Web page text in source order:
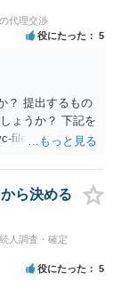
代理交渉
役にたった 5
？ 提出するもの
ょうか？ 下記を
files/tokyo-s/file/
ら決める
人調査・確定
役にたった 5